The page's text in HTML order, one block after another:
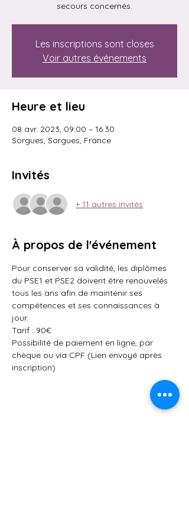
secours concernés.
Les inscriptions sont closes
Voir autres événements
Heure et lieu
08 avr. 2023, 09:00 – 16:30
Sorgues, Sorgues, France
Invités
+ 11 autres invités
À propos de l'événement
Pour conserver sa validité, les diplômes
du PSE1 et PSE2 doivent être renouvelés
tous les ans afin de maintenir ses
compétences et ses connaissances à
jour.
Tarif : 90€
Possibilité de paiement en ligne, par
chèque ou via CPF (Lien envoyé après
inscription)